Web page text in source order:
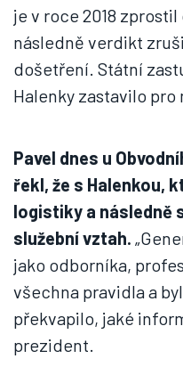
je v roce 2018
následně verdikt
došetření. Státní
Halenky zastavilo
Pavel dnes u
řekl, že s Halenkou,
logistiky a následně
služební vztah.
jako odborníka,
všechna pravidla a
překvapilo, jaké
prezident.